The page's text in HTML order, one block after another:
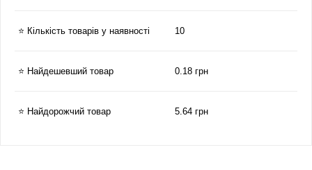
⭐ Кількість товарів у наявності 10
⭐ Найдешевший товар 0.18 грн
⭐ Найдорожчий товар 5.64 грн